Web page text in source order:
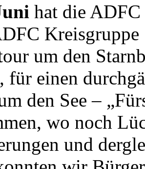
hat die ADFC
Kreisgruppe
um den
für einen
den See –
wo noch
und